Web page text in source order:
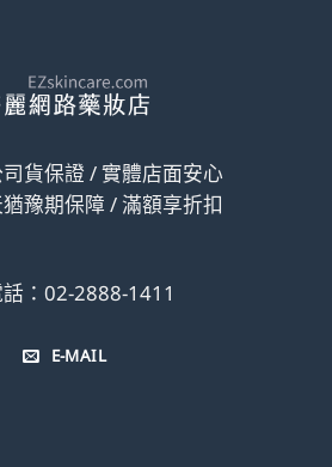
貨保證 / 實體店面安心
豫期保障 / 滿額享折扣
：02-2888-1411
E-MAIL